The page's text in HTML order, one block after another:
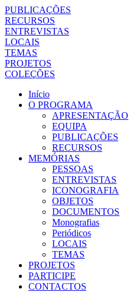
PUBLICAÇÕES
RECURSOS
ENTREVISTAS
LOCAIS
TEMAS
PROJETOS
COLEÇÕES
Início
O PROGRAMA
APRESENTAÇÃO
EQUIPA
PUBLICAÇÕES
RECURSOS
MEMÓRIAS
PESSOAS
ENTREVISTAS
ICONOGRAFIA
OBJETOS
DOCUMENTOS
Monografias
Periódicos
LOCAIS
TEMAS
PROJETOS
PARTICIPE
CONTACTOS